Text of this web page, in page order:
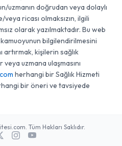
doğrudan veya dolaylı
ricası olmaksızın, ilgili
olarak yazılmaktadır. Bu web
kamuoyunun bilgilendirilmesini
artırmak, kişilerin sağlık
uzmana ulaşmasını
herhangi bir Sağlık Hizmeti
bir öneri ve tavsiyede
Tüm Hakları Saklıdır.